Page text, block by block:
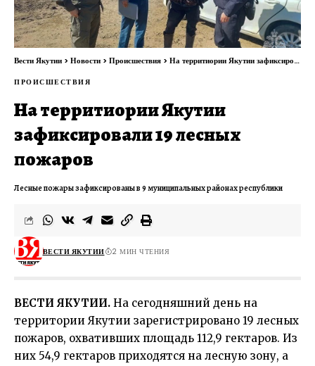
Вести Якутии >Новости >Происшествия >На территиории Якутии зафиксировали 19 лесных пожаров
ПРОИСШЕСТВИЯ
На территиории Якутии
зафиксировали 19 лесных
пожаров
Лесные пожары зафиксированы в 9 муниципальных районах республики
ВЕСТИ ЯКУТИИ 2 МИН ЧТЕНИЯ
ВЕСТИ ЯКУТИИ. На сегодняшний день на
территории Якутии зарегистрировано 19 лесных
пожаров, охвативших площадь 112,9 гектаров. Из
них 54,9 гектаров приходятся на лесную зону, а